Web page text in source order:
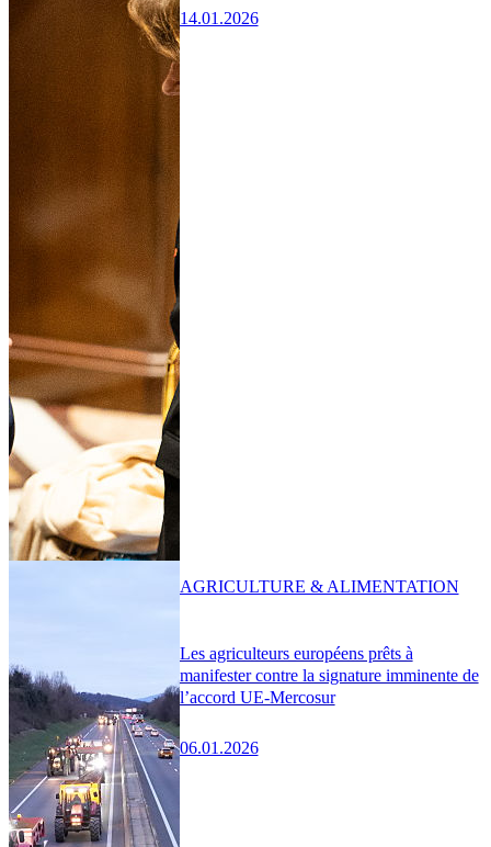
14.01.2026
Les agriculteurs européens prêts à
manifester contre la signature imminente de
l’accord UE-Mercosur
06.01.2026
AGRICULTURE & ALIMENTATION